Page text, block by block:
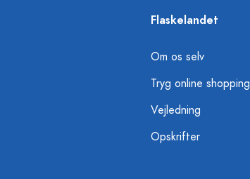
Flaskelandet
Om os selv
Tryg online shopping
Vejledning
Opskrifter